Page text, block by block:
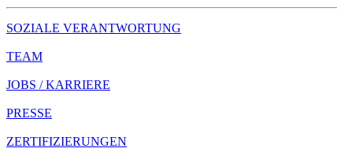
SOZIALE VERANTWORTUNG
TEAM
JOBS / KARRIERE
PRESSE
ZERTIFIZIERUNGEN